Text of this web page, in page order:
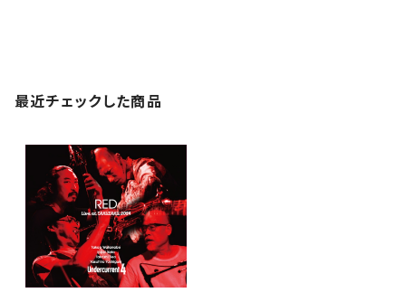
最近チェックした商品